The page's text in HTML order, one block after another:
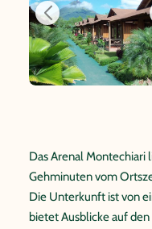
Das Arenal Montechiari
Gehminuten vom
Die Unterkunft ist von
bietet Ausblicke auf